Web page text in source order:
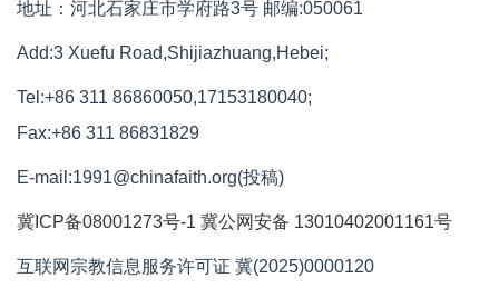
地址：河北石家庄市学府路3号 邮编:050061
Add:3 Xuefu Road,Shijiazhuang,Hebei;
Tel:+86 311 86860050,17153180040;
Fax:+86 311 86831829
E-mail:1991@chinafaith.org(投稿)
冀ICP备08001273号-1 冀公网安备 13010402001161号
互联网宗教信息服务许可证 冀(2025)0000120